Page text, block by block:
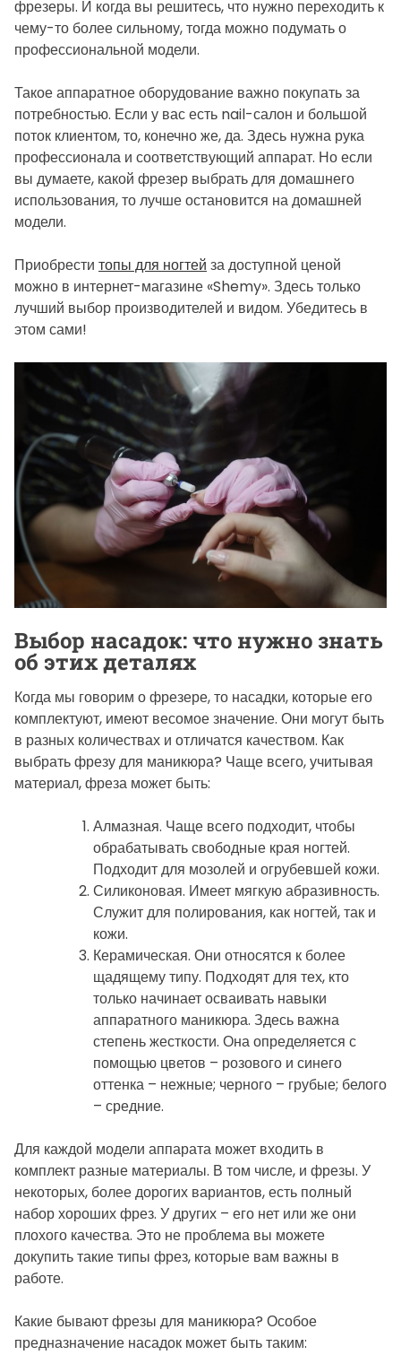
фрезеры. И когда вы решитесь, что нужно переходить к
чему-то более сильному, тогда можно подумать о
профессиональной модели.
Такое аппаратное оборудование важно покупать за
потребностью. Если у вас есть nail-салон и большой
поток клиентом, то, конечно же, да. Здесь нужна рука
профессионала и соответствующий аппарат. Но если
вы думаете, какой фрезер выбрать для домашнего
использования, то лучше остановится на домашней
модели.
Приобрести топы для ногтей за доступной ценой
можно в интернет-магазине «Shemy». Здесь только
лучший выбор производителей и видом. Убедитесь в
этом сами!
Выбор насадок: что нужно знать
об этих деталях
Когда мы говорим о фрезере, то насадки, которые его
комплектуют, имеют весомое значение. Они могут быть
в разных количествах и отличатся качеством. Как
выбрать фрезу для маникюра? Чаще всего, учитывая
материал, фреза может быть:
Алмазная. Чаще всего подходит, чтобы
обрабатывать свободные края ногтей.
Подходит для мозолей и огрубевшей кожи.
Силиконовая. Имеет мягкую абразивность.
Служит для полирования, как ногтей, так и
кожи.
Керамическая. Они относятся к более
щадящему типу. Подходят для тех, кто
только начинает осваивать навыки
аппаратного маникюра. Здесь важна
степень жесткости. Она определяется с
помощью цветов – розового и синего
оттенка – нежные; черного – грубые; белого
– средние.
Для каждой модели аппарата может входить в
комплект разные материалы. В том числе, и фрезы. У
некоторых, более дорогих вариантов, есть полный
набор хороших фрез. У других – его нет или же они
плохого качества. Это не проблема вы можете
докупить такие типы фрез, которые вам важны в
работе.
Какие бывают фрезы для маникюра? Особое
предназначение насадок может быть таким: